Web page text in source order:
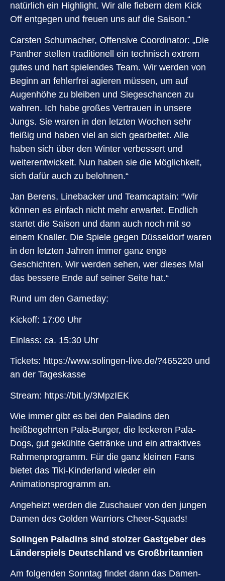
natürlich ein Highlight. Wir alle fiebern dem Kick
Off entgegen und freuen uns auf die Saison.“
Carsten Schumacher, Offensive Coordinator: „Die
Panther stellen traditionell ein technisch extrem
gutes und hart spielendes Team. Wir werden von
Beginn an fehlerfrei agieren müssen, um auf
Augenhöhe zu bleiben und Siegeschancen zu
wahren. Ich habe großes Vertrauen in unsere
Jungs. Sie waren in den letzten Wochen sehr
fleißig und haben viel an sich gearbeitet. Alle
haben sich über den Winter verbessert und
weiterentwickelt. Nun haben sie die Möglichkeit,
sich dafür auch zu belohnen.“
Jan Berens, Linebacker und Teamcaptain: “Wir
können es einfach nicht mehr erwartet. Endlich
startet die Saison und dann auch noch mit so
einem Knaller. Die Spiele gegen Düsseldorf waren
in den letzten Jahren immer ganz enge
Geschichten. Wir werden sehen, wer dieses Mal
das bessere Ende auf seiner Seite hat.“
Rund um den Gameday:
Kickoff: 17:00 Uhr
Einlass: ca. 15:30 Uhr
Tickets: https://www.solingen-live.de/?465220 und
an der Tageskasse
Stream: https://bit.ly/3MpzIEK
Wie immer gibt es bei den Paladins den
heißbegehrten Pala-Burger, die leckeren Pala-
Dogs, gut gekühlte Getränke und ein attraktives
Rahmenprogramm. Für die ganz kleinen Fans
bietet das Tiki-Kinderland wieder ein
Animationsprogramm an.
Angeheizt werden die Zuschauer von den jungen
Damen des Golden Warriors Cheer-Squads!
Solingen Paladins sind stolzer Gastgeber des
Länderspiels Deutschland vs Großbritannien
Am folgenden Sonntag findet dann das Damen-